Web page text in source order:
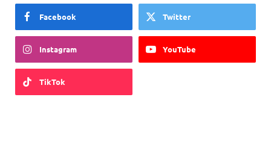
Facebook Twitter
Instagram YouTube
TikTok